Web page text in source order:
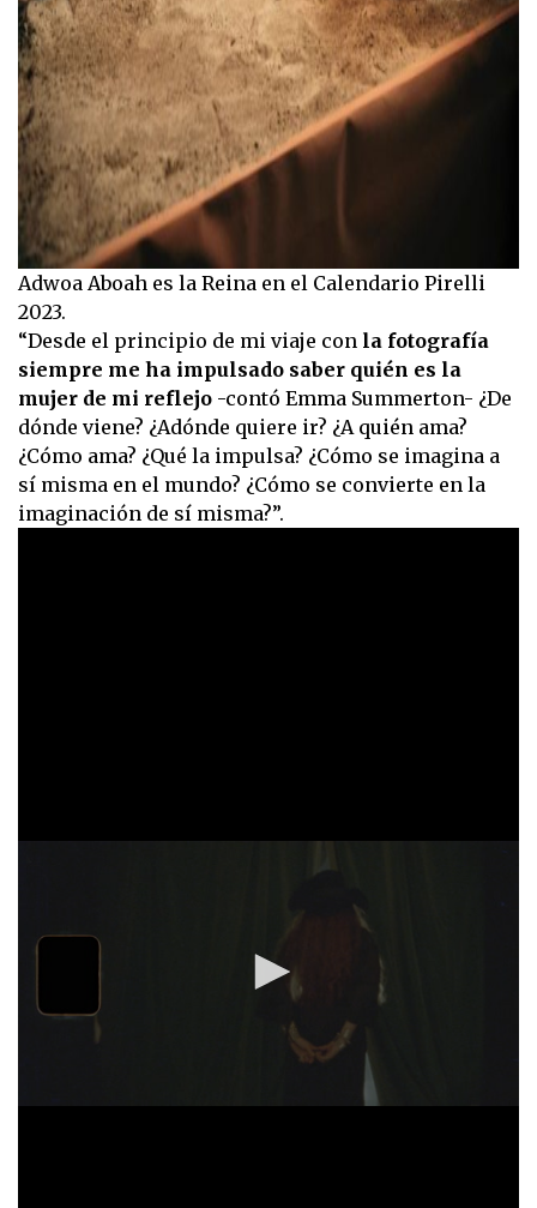
Adwoa Aboah es la Reina en el Calendario Pirelli
2023.
“Desde el principio de mi viaje con la fotografía
siempre me ha impulsado saber quién es la
mujer de mi reflejo -contó Emma Summerton- ¿De
dónde viene? ¿Adónde quiere ir? ¿A quién ama?
¿Cómo ama? ¿Qué la impulsa? ¿Cómo se imagina a
sí misma en el mundo? ¿Cómo se convierte en la
imaginación de sí misma?”.